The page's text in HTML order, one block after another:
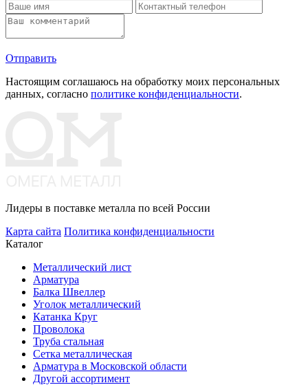
Отправить
Настоящим соглашаюсь на обработку моих персональных
данных, согласно политике конфиденциальности.
Лидеры в поставке металла по всей России
Карта сайта Политика конфиденциальности
Каталог
Металлический лист
Арматура
Балка Швеллер
Уголок металлический
Катанка Круг
Проволока
Труба стальная
Сетка металлическая
Арматура в Московской области
Другой ассортимент